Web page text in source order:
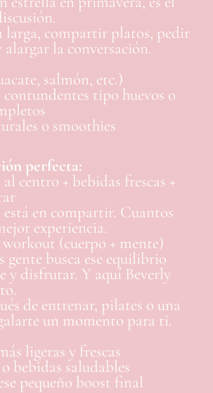
larga, compartir platos, pedir
alargar la conversación.
salmón, etc.)
contundentes tipo huevos o
o smoothies
perfecta:
centro + bebidas frescas +
en compartir. Cuantos
experiencia.
workout (cuerpo + mente)
gente busca ese equilibrio
y disfrutar. Y aquí Beverly
de entrenar, pilates o una
un momento para ti.
ligeras y frescas
bebidas saludables
pequeño boost final